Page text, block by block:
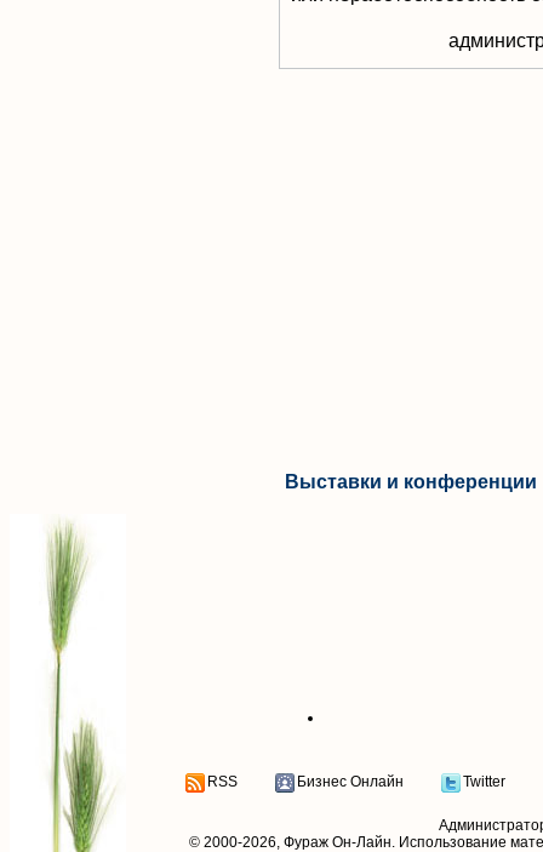
Выставки и конференции
RSS Бизнес Онлайн Twitter
© 2000-2026, Фураж Он-Лайн. Использование